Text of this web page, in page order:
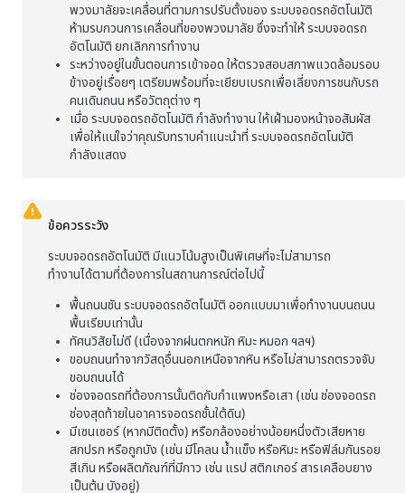
พวงมาลัยจะเคลื่อนที่ตามการปรับตั้งของระบบจอดรถอัตโนมัติ
ห้ามรบกวนการเคลื่อนที่ของพวงมาลัย ซึ่งจะทำให้ระบบจอดรถ
อัตโนมัติ ยกเลิกการทำงาน
ระหว่างอยู่ในขั้นตอนการเข้าจอด ให้ตรวจสอบสภาพแวดล้อมรอบ
ข้างอยู่เรื่อยๆ เตรียมพร้อมที่จะเยียบเบรกเพื่อเลี่ยงการชนกับรถ
คนเดินถนน หรือวัตถุต่าง ๆ
เมื่อระบบจอดรถอัตโนมัติ กำลังทำงาน ให้เฝ้ามองหน้าจอสัมผัส
เพื่อให้แน่ใจว่าคุณรับทราบคำแนะนำที่ระบบจอดรถอัตโนมัติ
กำลังแสดง
ข้อควรระวัง
ระบบจอดรถอัตโนมัติ มีแนวโน้มสูงเป็นพิเศษที่จะไม่สามารถ
ทำงานได้ตามที่ต้องการในสถานการณ์ต่อไปนี้
พื้นถนนชันระบบจอดรถอัตโนมัติ ออกแบบมาเพื่อทำงานบนถนน
พื้นเรียบเท่านั้น
ทัศนวิสัยไม่ดี (เนื่องจากฝนตกหนัก หิมะ หมอก ฯลฯ)
ขอบถนนทำจากวัสดุอื่นนอกเหนือจากหิน หรือไม่สามารถตรวจจับ
ขอบถนนได้
ช่องจอดรถที่ต้องการนั้นติดกับกำแพงหรือเสา (เช่น ช่องจอดรถ
ช่องสุดท้ายในอาคารจอดรถชั้นใต้ดิน)
มีเซนเซอร์ (หากมีติดตั้ง) หรือกล้องอย่างน้อยหนึ่งตัวเสียหาย
สกปรก หรือถูกบัง (เช่น มีโคลน น้ำแข็ง หรือหิมะ หรือฟิล์มกันรอย
สีเกิน หรือผลิตภัณฑ์ที่มีกาว เช่น แรป สติกเกอร์ สารเคลือบยาง
เป็นต้น บังอยู่)